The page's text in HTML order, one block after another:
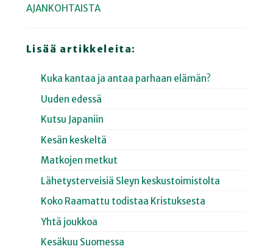
AJANKOHTAISTA
Lisää artikkeleita:
Kuka kantaa ja antaa parhaan elämän?
Uuden edessä
Kutsu Japaniin
Kesän keskeltä
Matkojen metkut
Lähetysterveisiä Sleyn keskustoimistolta
Koko Raamattu todistaa Kristuksesta
Yhtä joukkoa
Kesäkuu Suomessa